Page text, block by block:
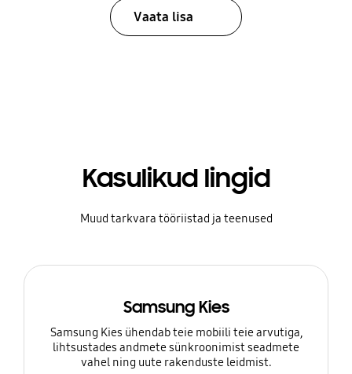
Vaata lisa
Kasulikud lingid
Muud tarkvara tööriistad ja teenused
Samsung Kies
Samsung Kies ühendab teie mobiili teie arvutiga,
lihtsustades andmete sünkroonimist seadmete
vahel ning uute rakenduste leidmist.